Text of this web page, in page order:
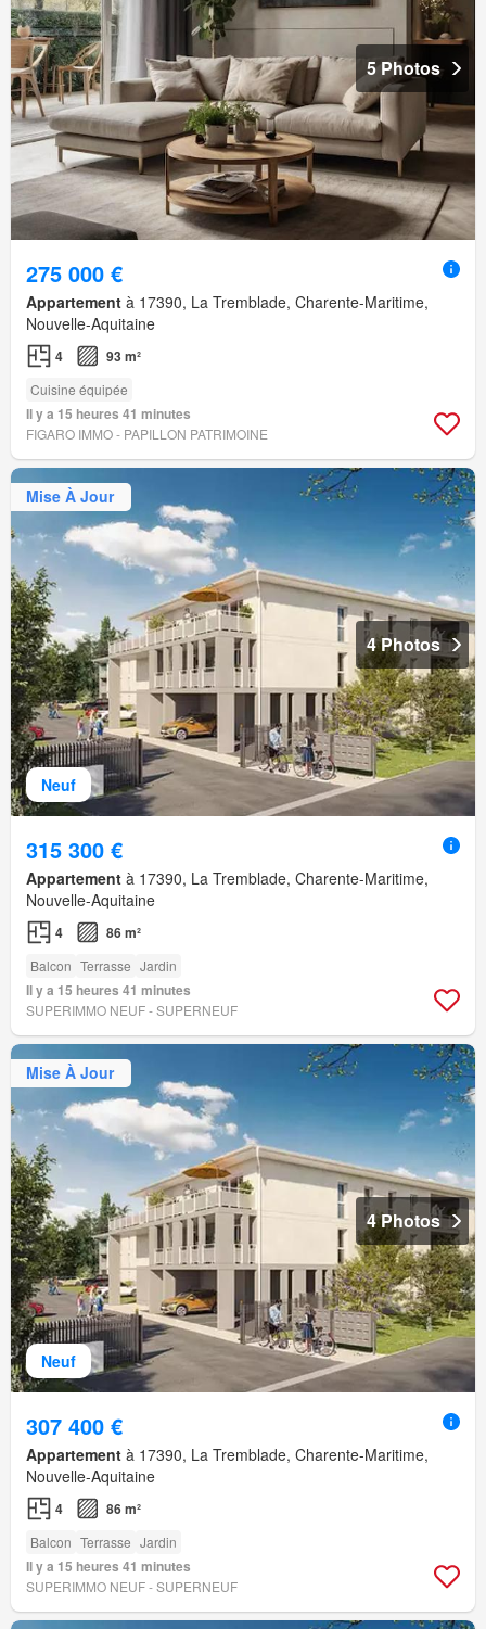
5 Photos
275 000 €
Appartement à 17390, La Tremblade, Charente-Maritime,
Nouvelle-Aquitaine
4 93 m²
Cuisine équipée
Il y a 15 heures 41 minutes
FIGARO IMMO - PAPILLON PATRIMOINE
Neuf
Mise À Jour
4 Photos
315 300 €
Appartement à 17390, La Tremblade, Charente-Maritime,
Nouvelle-Aquitaine
4 86 m²
Balcon Terrasse Jardin
Il y a 15 heures 41 minutes
SUPERIMMO NEUF - SUPERNEUF
Neuf
Mise À Jour
4 Photos
307 400 €
Appartement à 17390, La Tremblade, Charente-Maritime,
Nouvelle-Aquitaine
4 86 m²
Balcon Terrasse Jardin
Il y a 15 heures 41 minutes
SUPERIMMO NEUF - SUPERNEUF